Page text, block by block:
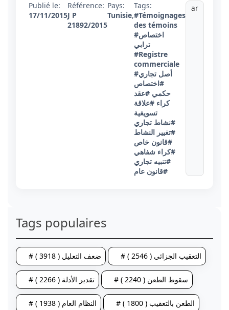
Publié le:
17/11/2015
Référence:
J P
21892/2015
Pays:
Tunisie,
Tags:
#Témoignages
des témoins
#اختصاص
ترابي
#Registre
commerciale
#أصل تجاري
#اختصاص
حكمي #عقد
كراء #علاقة
تسويغية
#نشاط تجاري
#تغيير النشاط
#قانون خاص
#كراء شفاهي
#تنبيه تجاري
#قانون عام
ar
Tags populaires
# ضعف التعليل ( 3918 ) # التعقيب الجزائي ( 2546 )
# تقدير الأدلة ( 2266 ) # سقوط الطعن ( 2240 )
# النظام العام ( 1938 ) # الطعن بالتعقيب ( 1800 )